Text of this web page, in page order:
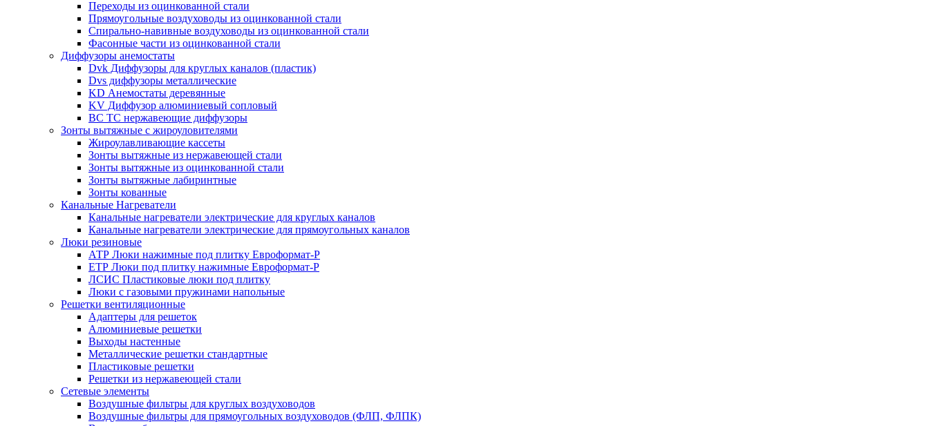
Переходы из оцинкованной стали
Прямоугольные воздуховоды из оцинкованной стали
Спирально-навивные воздуховоды из оцинкованной стали
Фасонные части из оцинкованной стали
Диффузоры анемостаты
Dvk Диффузоры для круглых каналов (пластик)
Dvs диффузоры металлические
KD Анемостаты деревянные
KV Диффузор алюминиевый сопловый
ВС ТС нержавеющие диффузоры
Зонты вытяжные с жироуловителями
Жироулавливающие кассеты
Зонты вытяжные из нержавеющей стали
Зонты вытяжные из оцинкованной стали
Зонты вытяжные лабиринтные
Зонты кованные
Канальные Нагреватели
Канальные нагреватели электрические для круглых каналов
Канальные нагреватели электрические для прямоугольных каналов
Люки резиновые
АТР Люки нажимные под плитку Евроформат-Р
ЕТР Люки под плитку нажимные Евроформат-Р
ЛСИС Пластиковые люки под плитку
Люки с газовыми пружинами напольные
Решетки вентиляционные
Адаптеры для решеток
Алюминиевые решетки
Выходы настенные
Металлические решетки стандартные
Пластиковые решетки
Решетки из нержавеющей стали
Сетевые элементы
Воздушные фильтры для круглых воздуховодов
Воздушные фильтры для прямоугольных воздуховодов (ФЛП, ФЛПК)